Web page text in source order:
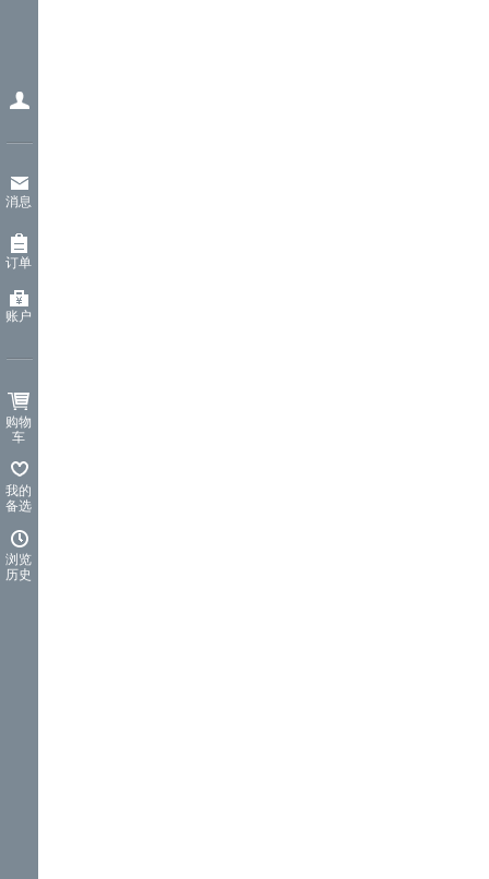
消息
订单
账户
购物
车
我的
备选
浏览
历史